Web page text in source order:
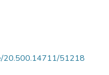
20.500.14711/51218